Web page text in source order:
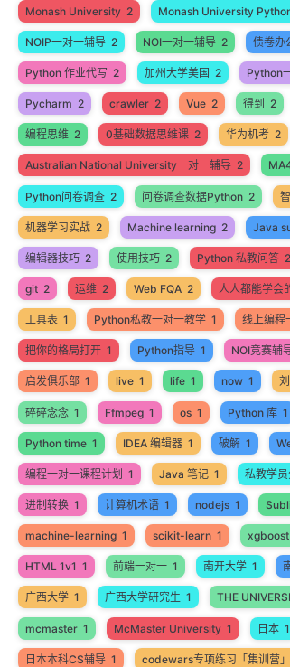
Monash University 2 Monash University
NOIP一对一辅导 2 NOI一对一辅导 2 债卷办
Python 作业代写 2 加州大学美国 2 Python
Pycharm 2 crawler 2 Vue 2 得到 2
编程思维 2 0基础数据思维课 2 华为机考 2
Australian National University一对一辅导 2
Python问卷调查 2 问卷调查数据Python 2
机器学习实战 2 Machine learning 2 Java
编辑器技巧 2 使用技巧 2 Python 私教问答 2
git 2 运维 2 Web FQA 2 人人都能学会
工具表 1 Python私教一对一教学 1 线上编程
把你的格局打开 1 Python指导 1 NOI竞赛辅
启发俱乐部 1 live 1 life 1 now 1
碎碎念念 1 Ffmpeg 1 os 1 Python 库 1
Python time 1 IDEA 编辑器 1 破解 1
编程一对一课程计划 1 Java 笔记 1 私教学
进制转换 1 计算机术语 1 nodejs 1
machine-learning 1 scikit-learn 1 xgboost
HTML 1v1 1 前端一对一 1 南开大学 1
广西大学 1 广西大学研究生 1 THE
mcmaster 1 McMaster University 1 日本 1
日本本科CS辅导 1 codewars专项练习「集训营」